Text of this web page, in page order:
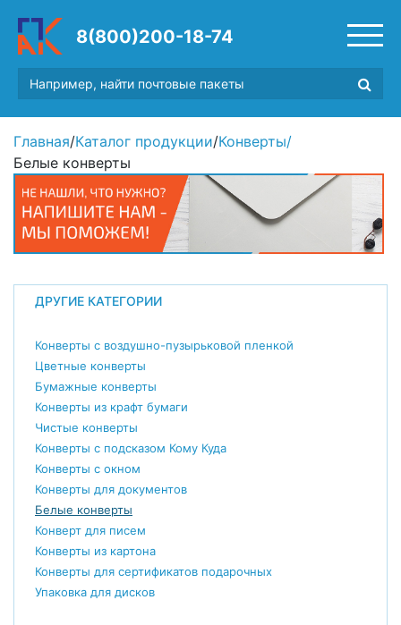
8(800)200-18-74
Главная/Каталог продукции/Конверты/
Белые конверты
ДРУГИЕ КАТЕГОРИИ
Конверты с воздушно-пузырьковой пленкой
Цветные конверты
Бумажные конверты
Конверты из крафт бумаги
Чистые конверты
Конверты с подсказом Кому Куда
Конверты с окном
Конверты для документов
Белые конверты
Конверт для писем
Конверты из картона
Конверты для сертификатов подарочных
Упаковка для дисков